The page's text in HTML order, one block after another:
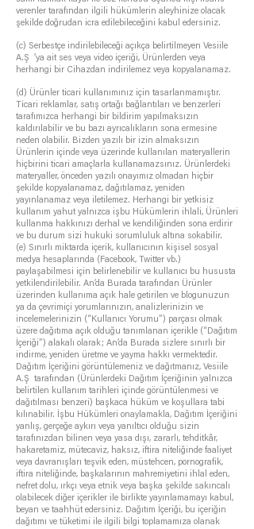
verenler tarafından ilgili hükümlerin aleyhinize olacak
şekilde doğrudan icra edilebileceğini kabul edersiniz.
(c) Serbestçe indirilebileceği açıkça belirtilmeyen Vesiile
A.Ş ’ya ait ses veya video içeriği, Ürünlerden veya
herhangi bir Cihazdan indirilemez veya kopyalanamaz.
(d) Ürünler ticari kullanımınız için tasarlanmamıştır.
Ticari reklamlar, satış ortağı bağlantıları ve benzerleri
tarafımızca herhangi bir bildirim yapılmaksızın
kaldırılabilir ve bu bazı ayrıcalıkların sona ermesine
neden olabilir. Bizden yazılı bir izin almaksızın
Ürünlerin içinde veya üzerinde kullanılan materyallerin
hiçbirini ticari amaçlarla kullanamazsınız. Ürünlerdeki
materyaller, önceden yazılı onayımız olmadan hiçbir
şekilde kopyalanamaz, dağıtılamaz, yeniden
yayınlanamaz veya iletilemez. Herhangi bir yetkisiz
kullanım yahut yalnızca işbu Hükümlerin ihlali, Ürünleri
kullanma hakkınızı derhal ve kendiliğinden sona erdirir
ve bu durum sizi hukuki sorumluluk altına sokabilir.
(e) Sınırlı miktarda içerik, kullanıcının kişisel sosyal
medya hesaplarında (Facebook, Twitter vb.)
paylaşabilmesi için belirlenebilir ve kullanıcı bu hususta
yetkilendirilebilir. An’da Burada tarafından Ürünler
üzerinden kullanıma açık hale getirilen ve blogunuzun
ya da çevrimiçi yorumlarınızın, analizlerinizin ve
incelemelerinizin (“Kullanıcı Yorumu”) parçası olmak
üzere dağıtıma açık olduğu tanımlanan içerikle (“Dağıtım
İçeriği”) alakalı olarak; An’da Burada sizlere sınırlı bir
indirme, yeniden üretme ve yayma hakkı vermektedir.
Dağıtım İçeriğini görüntülemeniz ve dağıtmanız, Vesiile
A.Ş tarafından (Ürünlerdeki Dağıtım İçeriğinin yalnızca
belirtilen kullanım tarihleri içinde görüntülenmesi ve
dağıtılması benzeri) başkaca hüküm ve koşullara tabi
kılınabilir. İşbu Hükümleri onaylamakla, Dağıtım İçeriğini
yanlış, gerçeğe aykırı veya yanıltıcı olduğu sizin
tarafınızdan bilinen veya yasa dışı, zararlı, tehditkâr,
hakaretamiz, mütecaviz, haksız, iftira niteliğinde faaliyet
veya davranışları teşvik eden, müstehcen, pornografik,
iftira niteliğinde, başkalarının mahremiyetini ihlal eden,
nefret dolu, ırkçı veya etnik veya başka şekilde sakıncalı
olabilecek diğer içerikler ile birlikte yayınlamamayı kabul,
beyan ve taahhüt edersiniz. Dağıtım İçeriği, bu içeriğin
dağıtımı ve tüketimi ile ilgili bilgi toplamamıza olanak